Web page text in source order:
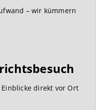
– wir kümmern
direkt vor Ort